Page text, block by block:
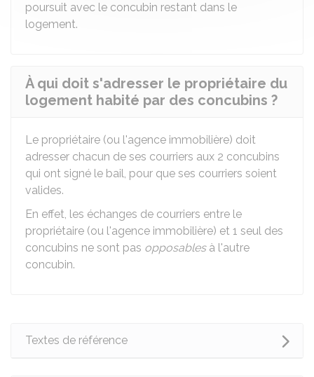
poursuit avec le concubin restant dans le
logement.
À qui doit s'adresser le propriétaire du
logement habité par des concubins ?
Le propriétaire (ou l'agence immobilière) doit
adresser chacun de ses courriers aux 2 concubins
qui ont signé le bail, pour que ses courriers soient
valides.
En effet, les échanges de courriers entre le
propriétaire (ou l'agence immobilière) et 1 seul des
concubins ne sont pas opposablesà l'autre
concubin.
Textes de référence